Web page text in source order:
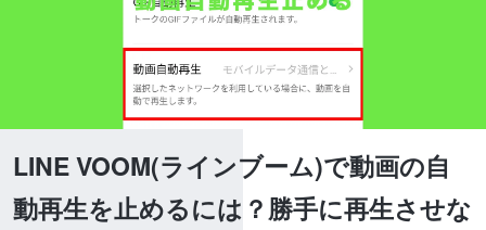
LINE VOOM(ラインブーム)で動画の自
動再生を止めるには？勝手に再生させな